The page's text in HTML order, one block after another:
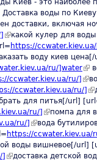
Киев - это
воды по
доставки, включая
(link is external)
какой кулер для
https://
is external)воду киев
ru/]water
ccwater.kiev.ua/ru/]
ccwater.kiev.ua/ru/]
для питья[/url]
ru/] (link is
помпа для
ru/] (link is external)
вода
https://ccwater.kiev.ua/
воды вишневое[/url]
] (link is external)
доставка детской